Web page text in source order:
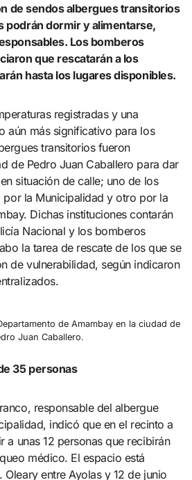
de sendos albergues transitorios
podrán dormir y alimentarse,
Los bomberos
que rescatarán a los
hasta los lugares disponibles.
registradas y una
aún más significativo para los
transitorios fueron
de Pedro Juan Caballero para dar
situación de calle; uno de los
por la Municipalidad y otro por la
Dichas instituciones contarán
Nacional y los bomberos
la tarea de rescate de los que se
de vulnerabilidad, según indicaron
de Amambay en la ciudad de
Juan Caballero.
35 personas
responsable del albergue
indicó que en el recinto a
a unas 12 personas que recibirán
médico. El espacio está
entre Ayolas y 12 de junio